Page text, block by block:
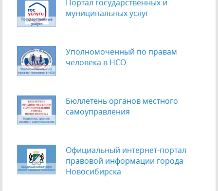
Портал государственных и
муниципальных услуг
Уполномоченный по правам
человека в НСО
Бюллетень органов местного
самоуправления
Официальный интернет-портал
правовой информации города
Новосибирска